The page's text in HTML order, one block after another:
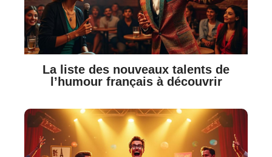
La liste des nouveaux talents de
l’humour français à découvrir